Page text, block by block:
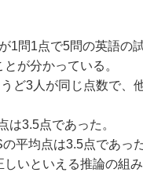
1問1点で5問の英語の
が分かっている。
ど3人が同じ点数で、
3.5点であった。
平均点は3.5点であった
しいといえる推論の組